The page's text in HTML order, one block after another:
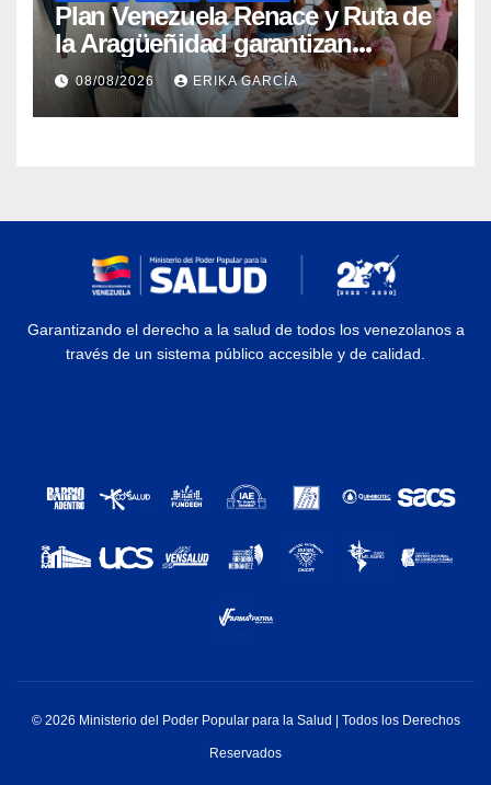
Plan Venezuela Renace y Ruta de
la Aragüeñidad garantizan
atención médica integral en
Aragua
08/08/2026 ERIKA GARCÍA
Garantizando el derecho a la salud de todos los venezolanos a
través de un sistema público accesible y de calidad.
© 2026 Ministerio del Poder Popular para la Salud | Todos los Derechos
Reservados